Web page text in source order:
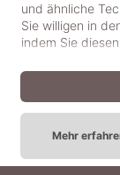
© 2018-2025
und ähnliche
Sie willigen in
indem Sie
Mehr